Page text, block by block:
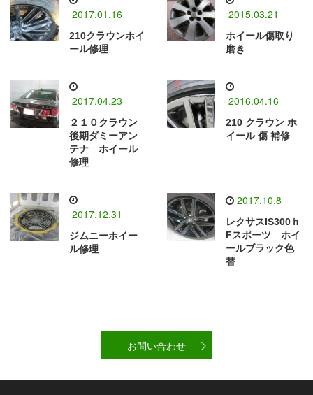
2017.01.16
210クラウンホイ
ール修理
2015.03.21
ホイール傷取り
磨き
2017.04.23
２１０クラウン
後期ダミーアン
テナ ホイール
修理
2016.04.16
210 クラウン ホ
イール 傷 補修
2017.12.31
ジムニーホイー
ル修理
2017.10.8
レクサスIS300ｈ
Fスポーツ ホイ
ールブラック色
替
お問い合わせ